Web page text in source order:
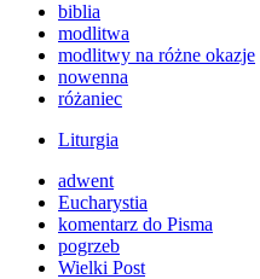
biblia
modlitwa
modlitwy na różne okazje
nowenna
różaniec
Liturgia
adwent
Eucharystia
komentarz do Pisma
pogrzeb
Wielki Post